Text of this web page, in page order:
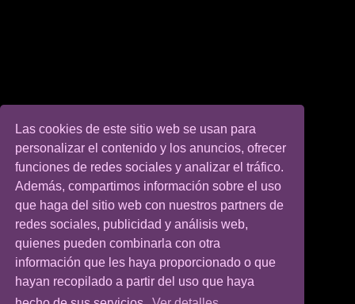
Las cookies de este sitio web se usan para
personalizar el contenido y los anuncios, ofrecer
funciones de redes sociales y analizar el tráfico.
Además, compartimos información sobre el uso
que haga del sitio web con nuestros partners de
redes sociales, publicidad y análisis web,
quienes pueden combinarla con otra
información que les haya proporcionado o que
hayan recopilado a partir del uso que haya